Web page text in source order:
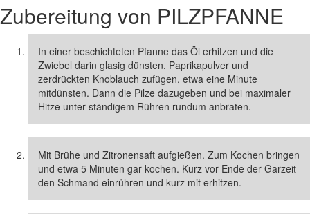
Zubereitung von PILZPFANNE
In einer beschichteten Pfanne das Öl erhitzen und die
Zwiebel darin glasig dünsten. Paprikapulver und
zerdrückten Knoblauch zufügen, etwa eine Minute
mitdünsten. Dann die Pilze dazugeben und bei maximaler
Hitze unter ständigem Rühren rundum anbraten.
Mit Brühe und Zitronensaft aufgießen. Zum Kochen bringen
und etwa 5 Minuten gar kochen. Kurz vor Ende der Garzeit
den Schmand einrühren und kurz mit erhitzen.